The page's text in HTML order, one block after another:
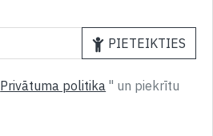
PIETEIKTIES
Privātuma politika " un piekrītu